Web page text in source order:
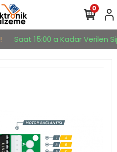
Saat 15:00 a Kadar Verilen
0